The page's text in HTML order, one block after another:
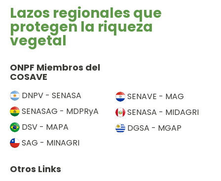
Lazos regionales que
protegen la riqueza
vegetal
ONPF Miembros del
COSAVE
DNPV - SENASA
SENASAG - MDPRyA
DSV - MAPA
SAG - MINAGRI
SENAVE - MAG
SENASA - MIDAGRI
DGSA - MGAP
Otros Links